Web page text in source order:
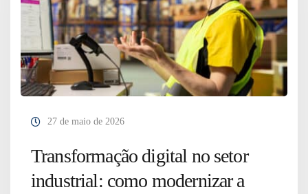
27 de maio de 2026
Transformação digital no setor
industrial: como modernizar a